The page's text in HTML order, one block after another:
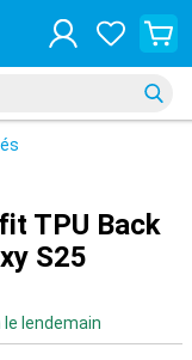
TPU Back
S25
lendemain